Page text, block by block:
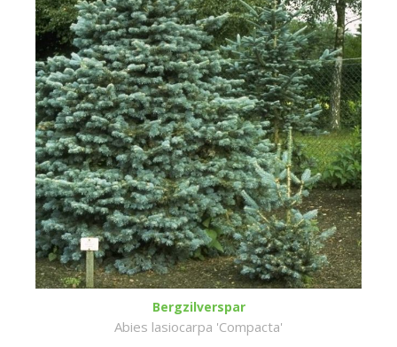
Bergzilverspar
Abies lasiocarpa 'Compacta'